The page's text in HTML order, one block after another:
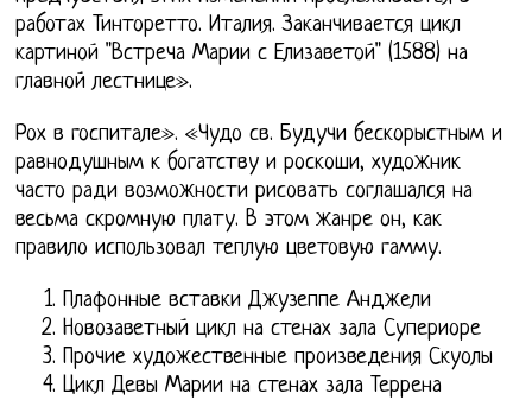
работах Тинторетто. Италия. Заканчивается цикл
картиной "Встреча Марии с Елизаветой" (1588) на
главной лестнице».
Рох в госпитале». «Чудо св. Будучи бескорыстным и
равнодушным к богатству и роскоши, художник
часто ради возможности рисовать соглашался на
весьма скромную плату. В этом жанре он, как
правило использовал теплую цветовую гамму.
Плафонные вставки Джузеппе Анджели
Новозаветный цикл на стенах зала Супериоре
Прочие художественные произведения Скуолы
Цикл Девы Марии на стенах зала Террена